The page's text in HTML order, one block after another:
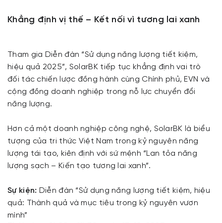
Khẳng định vị thế – Kết nối vì tương lai xanh
Tham gia Diễn đàn “Sử dụng năng lượng tiết kiệm,
hiệu quả 2025”, SolarBK tiếp tục khẳng định vai trò
đối tác chiến lược đồng hành cùng Chính phủ, EVN và
cộng đồng doanh nghiệp trong nỗ lực chuyển đổi
năng lượng.
Hơn cả một doanh nghiệp công nghệ, SolarBK là biểu
tượng của tri thức Việt Nam trong kỷ nguyên năng
lượng tái tạo, kiên định với sứ mệnh “Lan tỏa năng
lượng sạch – Kiến tạo tương lai xanh”.
Sự kiện: Diễn đàn “Sử dụng năng lượng tiết kiệm, hiệu
quả: Thành quả và mục tiêu trong kỷ nguyên vươn
mình”